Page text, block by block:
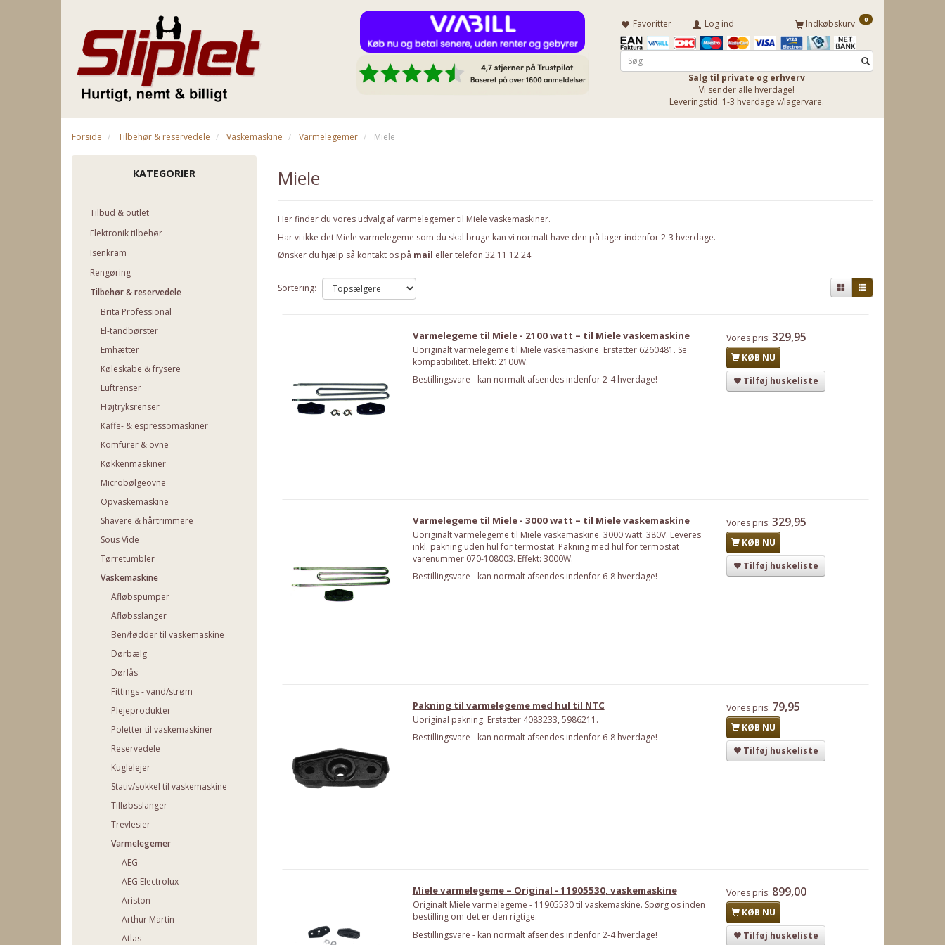
Indkøbskurv 0
Favoritter Log ind
Salg til private og erhverv
Vi sender alle hverdage!
Leveringstid: 1-3 hverdage v/lagervare.
Forside Tilbehør & reservedele Vaskemaskine Varmelegemer Miele
KATEGORIER
Tilbud & outlet
Elektronik tilbehør
Isenkram
Rengøring
Tilbehør & reservedele
Brita Professional
El-tandbørster
Emhætter
Køleskabe & frysere
Luftrenser
Højtryksrenser
Kaffe- & espressomaskiner
Komfurer & ovne
Køkkenmaskiner
Microbølgeovne
Opvaskemaskine
Shavere & hårtrimmere
Sous Vide
Tørretumbler
Vaskemaskine
Afløbspumper
Afløbsslanger
Ben/fødder til vaskemaskine
Dørbælg
Dørlås
Fittings - vand/strøm
Plejeprodukter
Poletter til vaskemaskiner
Reservedele
Kuglelejer
Stativ/sokkel til vaskemaskine
Tilløbsslanger
Trevlesier
Varmelegemer
AEG
AEG Electrolux
Ariston
Arthur Martin
Atlas
Miele
Her finder du vores udvalg af varmelegemer til Miele vaskemaskiner.
Har vi ikke det Miele varmelegeme som du skal bruge kan vi normalt have den på lager indenfor 2-3 hverdage.
Ønsker du hjælp så kontakt os på mail eller telefon 32 11 12 24
Sortering:
Varmelegeme til Miele - 2100 watt – til Miele vaskemaskine
Uoriginalt varmelegeme til Miele vaskemaskine. Erstatter 6260481. Se
kompatibilitet. Effekt: 2100W.
Bestillingsvare - kan normalt afsendes indenfor 2-4 hverdage!
Vores pris: 329,95
KØB NU
Tilføj huskeliste
Varmelegeme til Miele - 3000 watt – til Miele vaskemaskine
Uoriginalt varmelegeme til Miele vaskemaskine. 3000 watt. 380V. Leveres
inkl. pakning uden hul for termostat. Pakning med hul for termostat
varenummer 070-108003. Effekt: 3000W.
Bestillingsvare - kan normalt afsendes indenfor 6-8 hverdage!
Vores pris: 329,95
KØB NU
Tilføj huskeliste
Pakning til varmelegeme med hul til NTC
Uoriginal pakning. Erstatter 4083233, 5986211.
Bestillingsvare - kan normalt afsendes indenfor 6-8 hverdage!
Vores pris: 79,95
KØB NU
Tilføj huskeliste
Miele varmelegeme – Original - 11905530, vaskemaskine
Originalt Miele varmelegeme - 11905530 til vaskemaskine. Spørg os inden
bestilling om det er den rigtige.
Bestillingsvare - kan normalt afsendes indenfor 2-4 hverdage!
Vores pris: 899,00
KØB NU
Tilføj huskeliste